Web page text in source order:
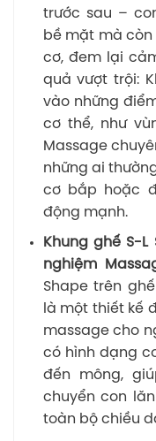
trước sau –
bề mặt mà
cơ, đem lại
quả vượt trội:
vào những
cơ thể, như
Massage
những ai
cơ bắp hoặc
động mạnh.
Khung ghế S-
nghiệm
Shape trên
là một thiết kế
massage cho
có hình dạng
đến mông,
chuyển con
toàn bộ chiều